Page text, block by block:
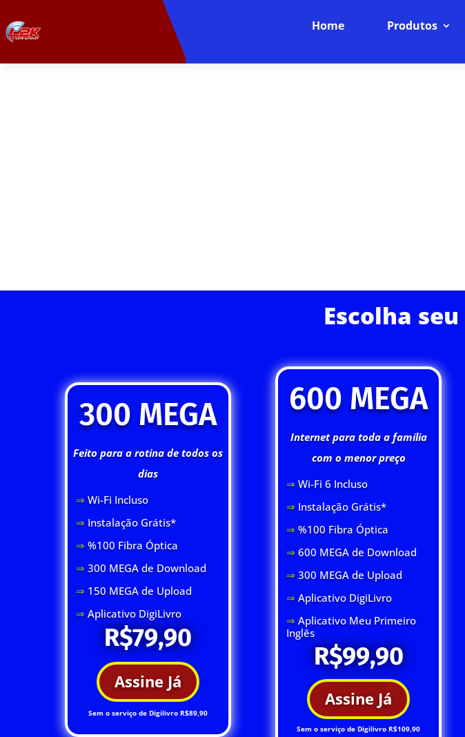
Home Produtos
Escolha seu
300 MEGA
Feito para a rotina de todos os
dias
⇒ Wi-Fi Incluso
⇒ Instalação Grátis*
⇒ %100 Fibra Óptica
⇒ 300 MEGA de Download
⇒ 150 MEGA de Upload
⇒Aplicativo DigiLivro
R$79,90
Assine Já
Sem o serviço de Digilivro R$89,90
600 MEGA
Internet para toda a família
com o menor preço
⇒ Wi-Fi 6 Incluso
⇒ Instalação Grátis*
⇒ %100 Fibra Óptica
⇒ 600 MEGA de Download
⇒ 300 MEGA de Upload
⇒ Aplicativo DigiLivro
⇒ Aplicativo Meu Primeiro
Inglês
R$99,90
Assine Já
Sem o serviço de Digilivro R$109,90